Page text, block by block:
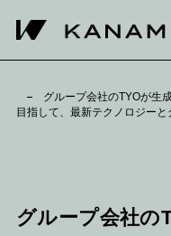
グループ会社のTYOが生
目指して、最新テクノロジー
グループ会社の